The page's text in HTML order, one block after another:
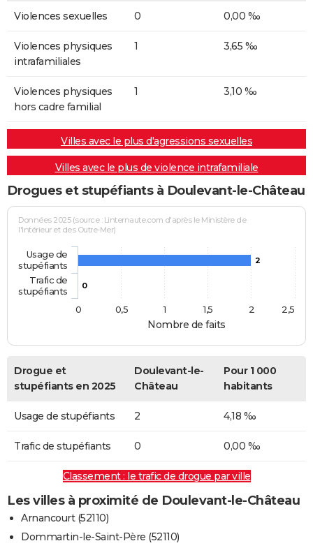
Violences sexuelles 0 0,00 ‰
Violences physiques
intrafamiliales
1 3,65 ‰
Violences physiques
hors cadre familial
1 3,10 ‰
Villes avec le plus d'agressions sexuelles
Villes avec le plus de violence intrafamiliale
Drogues et stupéfiants à Doulevant-le-Château
Nombre de faits
Données 2025 (source : Linternaute.com d'après le Ministère de
l'Intérieur et des Outre-Mer)
2
0
Usage de
stupéfiants
Trafic de
stupéfiants
0
0,5 1 1,5 2 2,5
Drogue et
stupéfiants en 2025
Doulevant-le-
Château
Pour 1 000
habitants
Usage de stupéfiants 2 4,18 ‰
Trafic de stupéfiants 0 0,00 ‰
Classement : le trafic de drogue par ville
Les villes à proximité de Doulevant-le-Château
Arnancourt (52110)
Dommartin-le-Saint-Père (52110)